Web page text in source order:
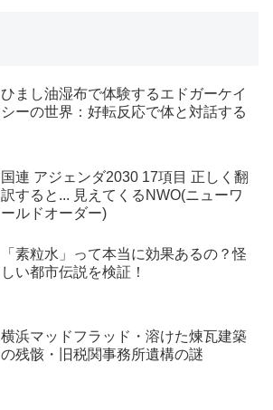
ひまし油湿布で体験するエドガーケイ
シーの世界：好転反応で体と対話する
国連 アジェンダ2030 17項目 正しく翻
訳すると... 見えてくるNWO(ニューワ
ールドオーダー)
「素粒水」って本当に効果あるの？怪
しい都市伝説を検証！
横浜マッドフラッド・溶けた煉瓦建築
の残骸・旧税関事務所遺構の謎